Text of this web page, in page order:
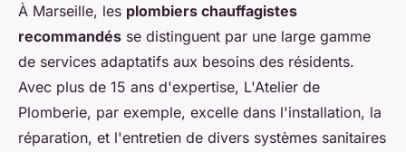
À Marseille, les plombiers chauffagistes
recommandés se distinguent par une large gamme
de services adaptatifs aux besoins des résidents.
Avec plus de 15 ans d'expertise, L'Atelier de
Plomberie, par exemple, excelle dans l'installation, la
réparation, et l'entretien de divers systèmes sanitaires